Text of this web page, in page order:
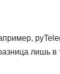
лишь в